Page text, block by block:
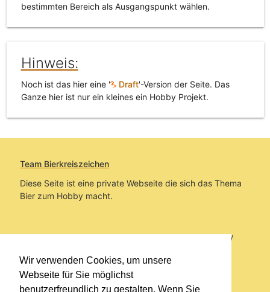
Wir verwenden Cookies, um unsere
Webseite für Sie möglichst
benutzerfreundlich zu gestalten. Wenn Sie
bestimmten Bereich als Ausgangspunkt wählen.
Hinweis:
Noch ist das hier eine ' Draft'-Version der Seite. Das
Ganze hier ist nur ein kleines ein Hobby Projekt.
Team Bierkreiszeichen
Diese Seite ist eine private Webseite die sich das Thema
Bier zum Hobby macht.
Sie befinden sich auf https://www.bierkreiszeichen.at/
im Pfad:Übers Bier/Brauereien/Fundstücke und
Informationen zur Collabs Brewery